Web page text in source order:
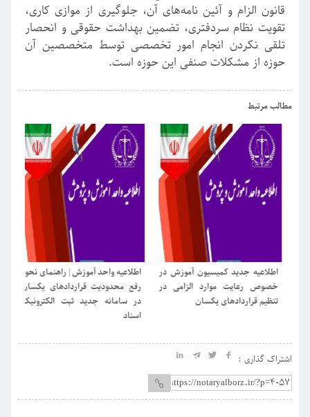
قانون الزام و آئین نامه‌های آن، جلوگیری از موازی کاری،
تقویت نظام سردفتری، تضمین بهداشت حقوقی و انحصار
تلقی نکردن انجام امور تخصصی توسط متخصصین آن
حوزه از مشکلات صنفی این حوزه است.
مطالب مرتبط
اطلاعیه جدید کمیسیون آموزش در
خصوص رعایت موارد الزامی در
تنظیم قراردادهای یکسان
اطلاعیه واحد آموزش | راهنمای نحوه
رفع محدودیت قراردادهای یکسان
در سامانه جدید ثبت الکترونیک
اسناد
اشتراک گذاری :